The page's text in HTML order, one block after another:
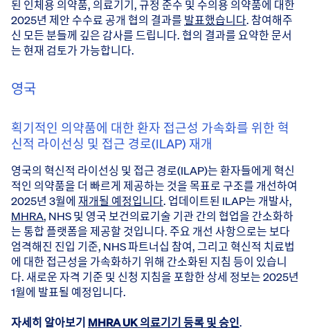
된 인체용 의약품, 의료기기, 규정 준수 및 수의용 의약품에 대한
2025년 제안 수수료 공개 협의 결과를 발표했습니다. 참여해주
신 모든 분들께 깊은 감사를 드립니다. 협의 결과를 요약한 문서
는 현재 검토가 가능합니다.
영국
획기적인 의약품에 대한 환자 접근성 가속화를 위한 혁
신적 라이선싱 및 접근 경로(ILAP) 재개
영국의 혁신적 라이선싱 및 접근 경로(ILAP)는 환자들에게 혁신
적인 의약품을 더 빠르게 제공하는 것을 목표로 구조를 개선하여
2025년 3월에 재개될 예정입니다. 업데이트된 ILAP는 개발사,
MHRA, NHS 및 영국 보건의료기술 기관 간의 협업을 간소화하
는 통합 플랫폼을 제공할 것입니다. 주요 개선 사항으로는 보다
엄격해진 진입 기준, NHS 파트너십 참여, 그리고 혁신적 치료법
에 대한 접근성을 가속화하기 위해 간소화된 지침 등이 있습니
다. 새로운 자격 기준 및 신청 지침을 포함한 상세 정보는 2025년
1월에 발표될 예정입니다.
자세히 알아보기 MHRA UK 의료기기 등록 및 승인.